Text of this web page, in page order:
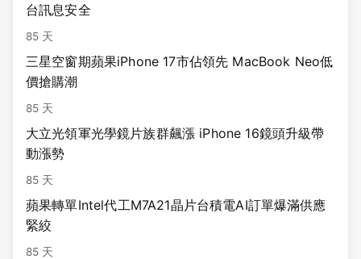
台訊息安全
85 天
三星空窗期蘋果iPhone 17市佔領先 MacBook Neo低
價搶購潮
85 天
大立光領軍光學鏡片族群飆漲 iPhone 16鏡頭升級帶
動漲勢
85 天
蘋果轉單Intel代工M7A21晶片台積電AI訂單爆滿供應
緊絞
85 天